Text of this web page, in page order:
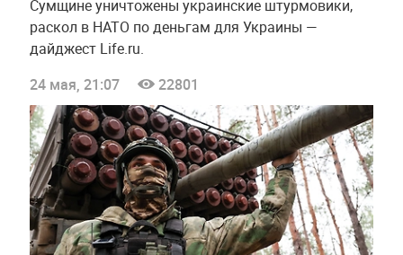
Сумщине уничтожены украинские штурмовики,
раскол в НАТО по деньгам для Украины —
дайджест Life.ru.
24 мая, 21:07
22801